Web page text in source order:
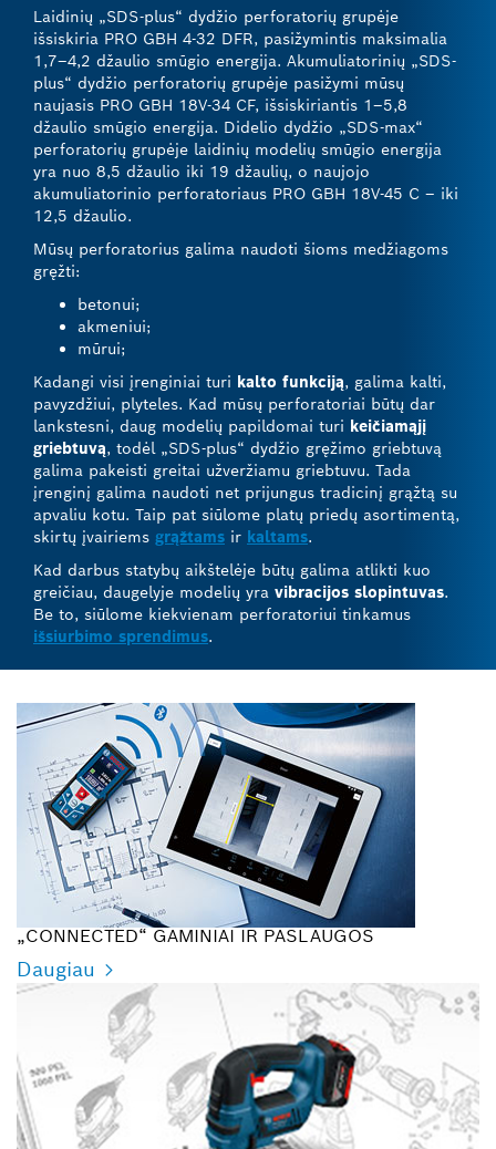
Laidinių „SDS-plus“ dydžio perforatorių grupėje
išsiskiria PRO GBH 4-32 DFR, pasižymintis maksimalia
1,7–4,2 džaulio smūgio energija. Akumuliatorinių „SDS-
plus“ dydžio perforatorių grupėje pasižymi mūsų
naujasis PRO GBH 18V-34 CF, išsiskiriantis 1–5,8
džaulio smūgio energija. Didelio dydžio „SDS-max“
perforatorių grupėje laidinių modelių smūgio energija
yra nuo 8,5 džaulio iki 19 džaulių, o naujojo
akumuliatorinio perforatoriaus PRO GBH 18V-45 C – iki
12,5 džaulio.
Mūsų perforatorius galima naudoti šioms medžiagoms
gręžti:
betonui;
akmeniui;
mūrui;
Kadangi visi įrenginiai turi kalto funkciją, galima kalti,
pavyzdžiui, plyteles. Kad mūsų perforatoriai būtų dar
lankstesni, daug modelių papildomai turi keičiamąjį
griebtuvą, todėl „SDS-plus“ dydžio gręžimo griebtuvą
galima pakeisti greitai užveržiamu griebtuvu. Tada
įrenginį galima naudoti net prijungus tradicinį grąžtą su
apvaliu kotu. Taip pat siūlome platų priedų asortimentą,
skirtų įvairiems grąžtams ir kaltams.
Kad darbus statybų aikštelėje būtų galima atlikti kuo
greičiau, daugelyje modelių yra vibracijos slopintuvas.
Be to, siūlome kiekvienam perforatoriui tinkamus
išsiurbimo sprendimus.
„CONNECTED“ GAMINIAI IR PASLAUGOS
Daugiau